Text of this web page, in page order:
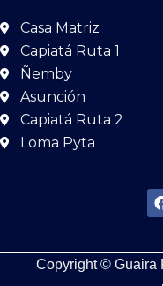
Casa Matriz
Capiatá Ruta 1
Ñemby
Asunción
Capiatá Ruta 2
Loma Pyta
Copyright © Guaira